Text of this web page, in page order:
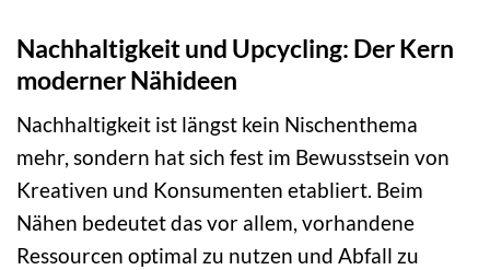
Nachhaltigkeit und Upcycling: Der Kern
moderner Nähideen
Nachhaltigkeit ist längst kein Nischenthema
mehr, sondern hat sich fest im Bewusstsein von
Kreativen und Konsumenten etabliert. Beim
Nähen bedeutet das vor allem, vorhandene
Ressourcen optimal zu nutzen und Abfall zu